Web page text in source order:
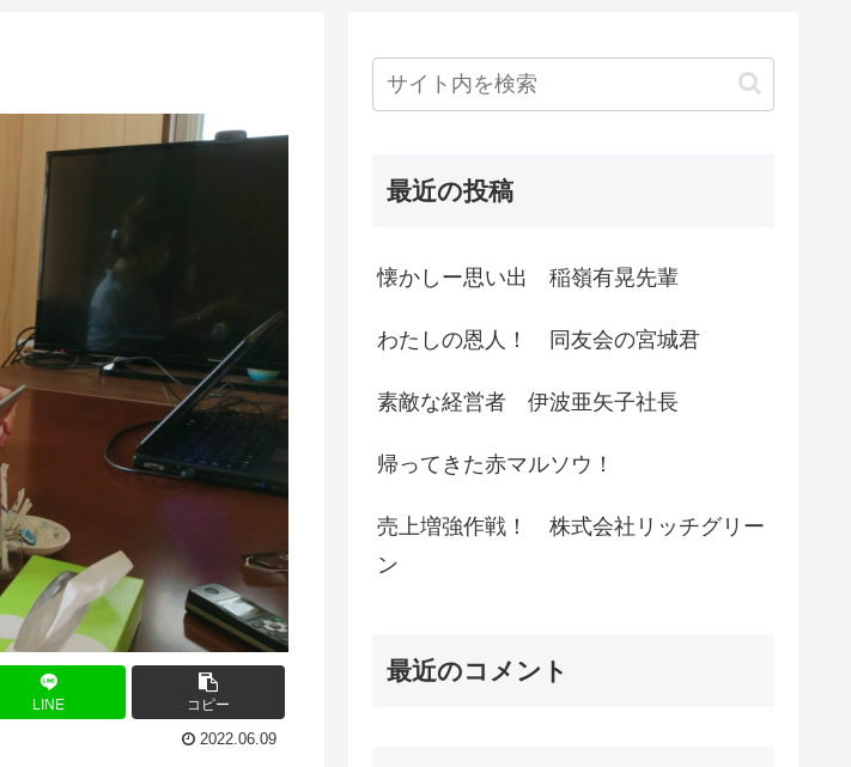
LINE コピー
2022.06.09
最近の投稿
懐かしー思い出 稲嶺有晃先輩
わたしの恩人！ 同友会の宮城君
素敵な経営者 伊波亜矢子社長
帰ってきた赤マルソウ！
売上増強作戦！ 株式会社リッチグリー
ン
最近のコメント